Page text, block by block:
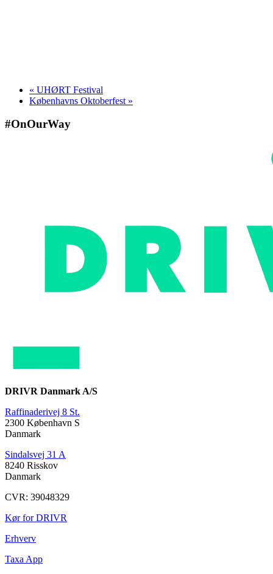
« UHØRT Festival
Københavns Oktoberfest »
#OnOurWay
DRIVR Danmark A/S
Raffinaderivej 8 St.
2300 København S
Danmark
Sindalsvej 31 A
8240 Risskov
Danmark
CVR: 39048329
Kør for DRIVR
Erhverv
Taxa App